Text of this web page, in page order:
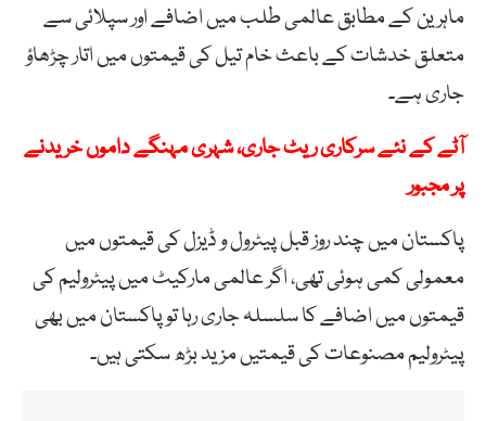
ماہرین کے مطابق عالمی طلب میں اضافے اور سپلائی سے
متعلق خدشات کے باعث خام تیل کی قیمتوں میں اتار چڑھاؤ
جاری ہے۔
آٹے کے نئے سرکاری ریٹ جاری، شہری مہنگے داموں خریدنے
پر مجبور
پاکستان میں چند روز قبل پیٹرول و ڈیزل کی قیمتوں میں
معمولی کمی ہوئی تھی، اگر عالمی مارکیٹ میں پیٹرولیم کی
قیمتوں میں اضافے کا سلسلہ جاری رہا تو پاکستان میں بھی
پیٹرولیم مصنوعات کی قیمتیں مزید بڑھ سکتی ہیں۔